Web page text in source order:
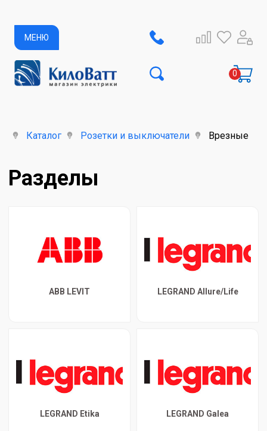
МЕНЮ
Каталог Розетки и выключатели Врезные
Разделы
ABB LEVIT LEGRAND Allure/Life
LEGRAND Etika LEGRAND Galea